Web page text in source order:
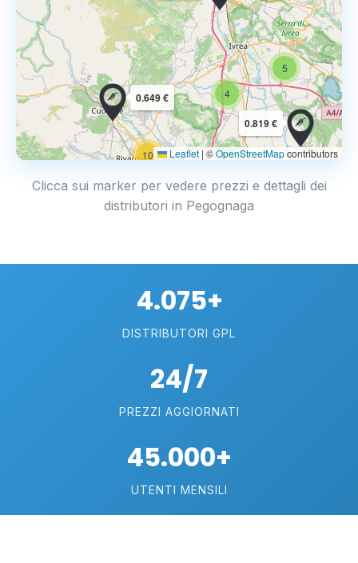
10
4
5
0.819 €
0.649 €
Leaflet | ©OpenStreetMapcontributors
Clicca sui marker per vedere prezzi e dettagli dei
distributori in Pegognaga
4.075+
DISTRIBUTORI GPL
24/7
PREZZI AGGIORNATI
45.000+
UTENTI MENSILI